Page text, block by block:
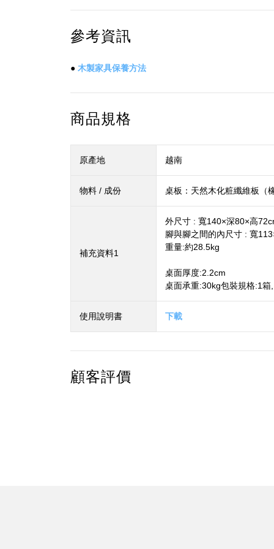
參考資訊
● 木製家具保養方法
商品規格
原產地 越南
物料 / 成份 桌板：天然木化粧纖維板（
補充資料1
外尺寸 : 寬140×深80×高
腳與腳之間的內尺寸 : 寬
重量:約28.5kg
桌面厚度:2.2cm
桌面承重:30kg包裝規格:1
使用說明書 下載
顧客評價